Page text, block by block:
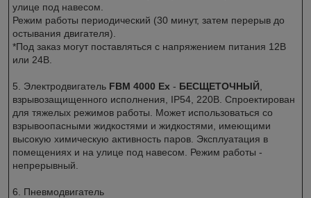
улице под навесом.
Режим работы периодический (30 минут, затем перерыв до
остывания двигателя).
*Под заказ могут поставляться с напряжением питания 12В
или 24В.
5. Электродвигатель FBM 4000 Ex - БЕСЩЕТОЧНЫЙ
взрывозащищенного исполнения, IP54, 220В. Спроектирован
для тяжелых режимов работы. Может использоваться со
взрывоопасными жидкостями и жидкостями, имеющими
высокую химическую активность паров. Эксплуатация в
помещениях и на улице под навесом. Режим работы -
непрерывный.
6. Пневмодвигатель